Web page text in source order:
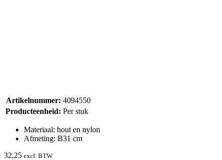
Artikelnummer: 4094550
Producteenheid: Per stuk
Materiaal: hout en nylon
Afmeting: B31 cm
32,25 excl. BTW